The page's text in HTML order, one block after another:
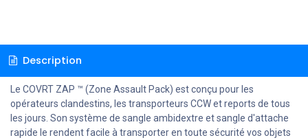
Description
Le COVRT ZAP ™ (Zone Assault Pack) est conçu pour les
opérateurs clandestins, les transporteurs CCW et reports de tous
les jours. Son système de sangle ambidextre et sangle d'attache
rapide le rendent facile à transporter en toute sécurité vos objets